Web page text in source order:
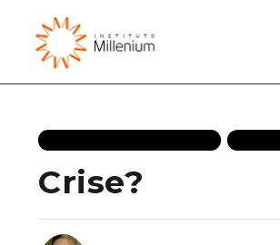
Crise?